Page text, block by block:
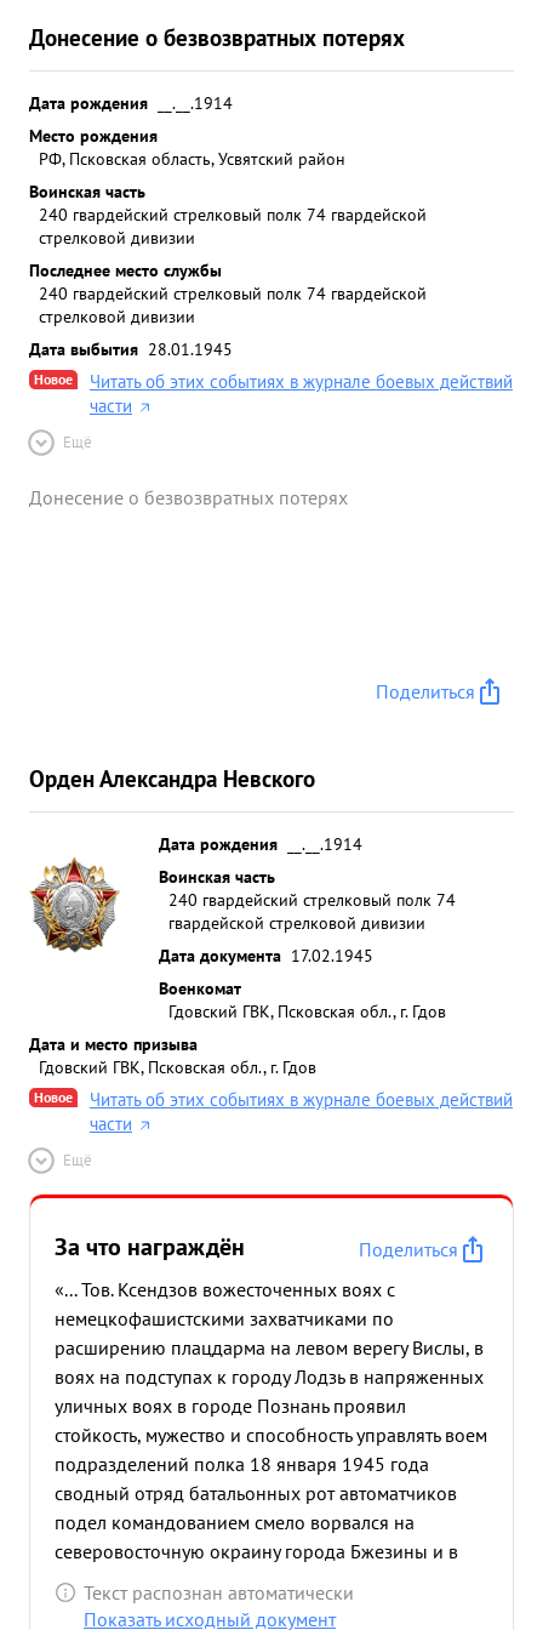
Донесение о безвозвратных потерях
Дата рождения
__.__.1914
Место рождения
РФ, Псковская область, Усвятский район
Воинская часть
240 гвардейский стрелковый полк 74 гвардейской
стрелковой дивизии
Последнее место службы
240 гвардейский стрелковый полк 74 гвардейской
стрелковой дивизии
Дата выбытия 28.01.1945
Новое
Читать об этих событиях в журнале боевых действий
части
Ещё
Донесение о безвозвратных потерях
Поделиться
Орден Александра Невского
Дата рождения
__.__.1914
Воинская часть
240 гвардейский стрелковый полк 74
гвардейской стрелковой дивизии
Дата документа 17.02.1945
Военкомат
Гдовский ГВК, Псковская обл., г. Гдов
Дата и место призыва
Гдовский ГВК, Псковская обл., г. Гдов
Новое
Читать об этих событиях в журнале боевых действий
части
Ещё
За что награждён
Поделиться
«... Тов. Ксендзов вожесточенных воях с
немецкофашистскими захватчиками по
расширению плацдарма на левом верегу Вислы, в
воях на подступах к городу Лодзь в напряженных
уличных воях в городе Познань проявил
стойкость, мужество и способность управлять воем
подразделений полка 18 января 1945 года
сводный отряд батальонных рот автоматчиков
подел командованием смело ворвался на
северовосточную окраину города Бжезины и в
уличных воях истребил св волее по и взять в
посен 17 немецко-фашистских солдат и
Текст распознан автоматически
Показать исходный документ